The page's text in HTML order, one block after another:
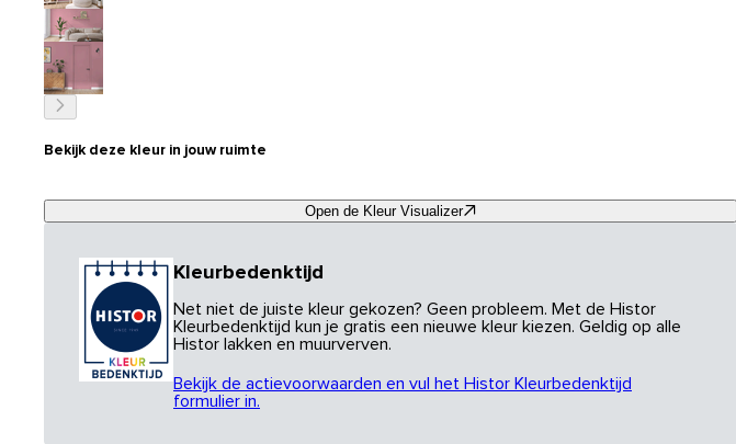
Bekijk deze kleur in jouw ruimte
Open de Kleur Visualizer
Kleurbedenktijd
Net niet de juiste kleur gekozen? Geen probleem. Met de Histor
Kleurbedenktijd kun je gratis een nieuwe kleur kiezen. Geldig op alle
Histor lakken en muurverven.
Bekijk de actievoorwaarden en vul het Histor Kleurbedenktijd
formulier in.